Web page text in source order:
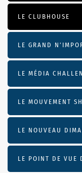
LE CLUBHOUSE
LE GRAND
LE MÉDIA
LE MOUVEMENT
LE NOUVEAU
LE POINT DE VUE